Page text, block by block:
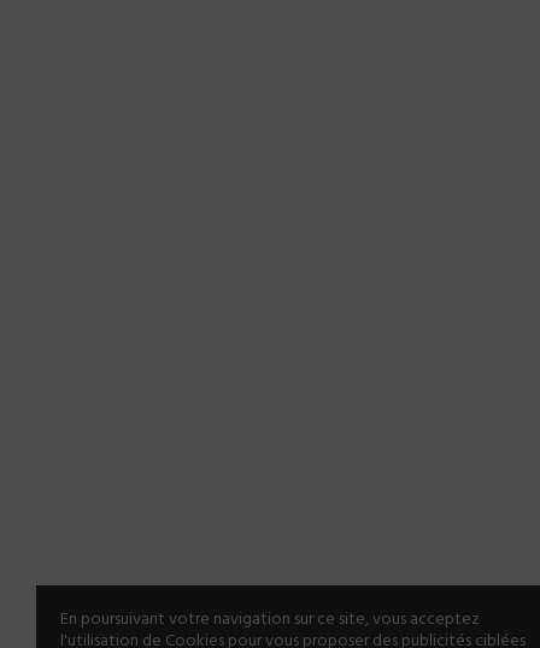
En poursuivant votre navigation sur ce site, vous acceptez
l'utilisation de Cookies pour vous proposer des publicités ciblées